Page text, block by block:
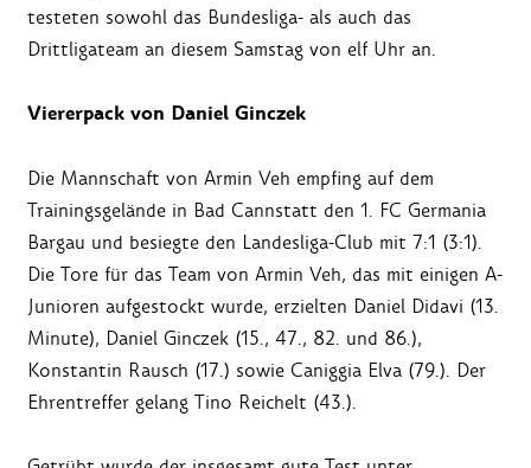
testeten sowohl das Bundesliga- als auch das
Drittligateam an diesem Samstag von elf Uhr an.
Viererpack von Daniel Ginczek
Die Mannschaft von Armin Veh empfing auf dem
Trainingsgelände in Bad Cannstatt den 1. FC Germania
Bargau und besiegte den Landesliga-Club mit 7:1 (3:1).
Die Tore für das Team von Armin Veh, das mit einigen A-
Junioren aufgestockt wurde, erzielten Daniel Didavi (13.
Minute), Daniel Ginczek (15., 47., 82. und 86.),
Konstantin Rausch (17.) sowie Caniggia Elva (79.). Der
Ehrentreffer gelang Tino Reichelt (43.).